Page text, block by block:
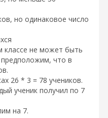
но одинаковое число
классе не может быть
что в
26 * 3 = 78 учеников.
ученик получил по 7
на 7.